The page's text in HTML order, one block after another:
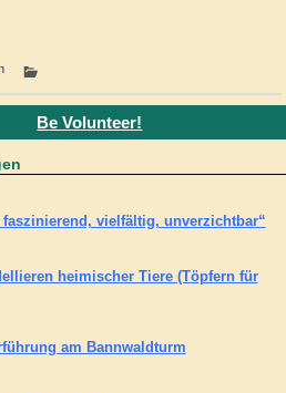
Be Volunteer!
vielfältig, unverzichtbar“
heimischer Tiere (Töpfern für
am Bannwaldturm